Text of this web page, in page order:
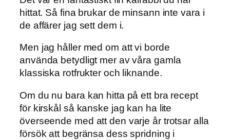
hittat. Så fina brukar de minsann inte vara i
de affärer jag sett dem i.
Men jag håller med om att vi borde
använda betydligt mer av våra gamla
klassiska rotfrukter och liknande.
Om du nu bara kan hitta på ett bra recept
för kirskål så kanske jag kan ha lite
överseende med att den varje år trotsar alla
försök att begränsa dess spridning i